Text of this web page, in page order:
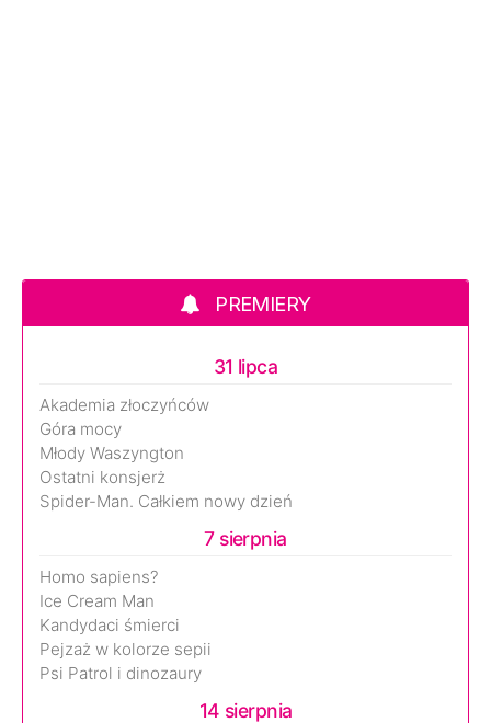
PREMIERY
31 lipca
Akademia złoczyńców
Góra mocy
Młody Waszyngton
Ostatni konsjerż
Spider-Man. Całkiem nowy dzień
7 sierpnia
Homo sapiens?
Ice Cream Man
Kandydaci śmierci
Pejzaż w kolorze sepii
Psi Patrol i dinozaury
14 sierpnia